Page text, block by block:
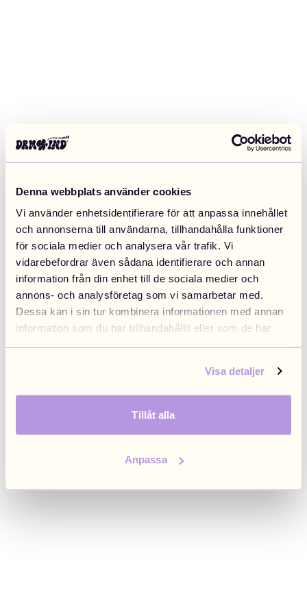
Denna webbplats använder cookies
Vi använder enhetsidentifierare för att anpassa innehållet
och annonserna till användarna, tillhandahålla funktioner
för sociala medier och analysera vår trafik. Vi
vidarebefordrar även sådana identifierare och annan
information från din enhet till de sociala medier och
annons- och analysföretag som vi samarbetar med.
Dessa kan i sin tur kombinera informationen med annan
information som du har tillhandahållit eller som de har
samlat in när du har använt deras tjänster.
Visa detaljer
Tillåt alla
Anpassa
Application error: a client-side exception has occurred (see the
browser console for more information).